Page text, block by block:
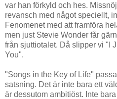
var han förkyld och hes.
revansch med något speciellt,
Fenomenet med att framföra
men just Stevie Wonder får
från sjuttiotalet. Då slipper vi "I
You".
"Songs in the Key of Life"
satsning. Det är inte bara ett
är dessutom ambitiöst. Inte